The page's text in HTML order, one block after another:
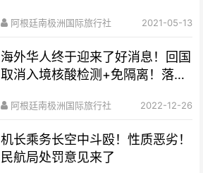
阿根廷南极洲国际旅行社 2021-05-13
海外华人终于迎来了好消息！回国
取消入境核酸检测+免隔离！落地
阿根廷南极洲国际旅行社 2022-12-26
机长乘务长空中斗殴！性质恶劣！
民航局处罚意见来了